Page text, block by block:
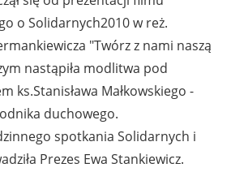
o Solidarnych2010 w reż.
"Twórz z nami naszą
nastąpiła modlitwa pod
ks.Stanisława Małkowskiego -
duchowego.
spotkania Solidarnych i
Prezes Ewa Stankiewicz.